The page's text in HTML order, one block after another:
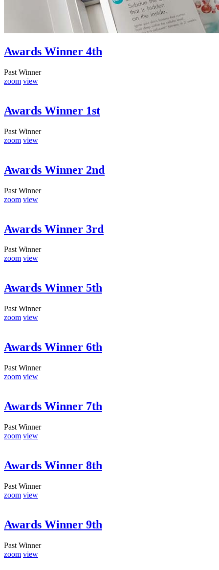
Awards Winner 4th
Past Winner
zoom view
Awards Winner 1st
Past Winner
zoom view
Awards Winner 2nd
Past Winner
zoom view
Awards Winner 3rd
Past Winner
zoom view
Awards Winner 5th
Past Winner
zoom view
Awards Winner 6th
Past Winner
zoom view
Awards Winner 7th
Past Winner
zoom view
Awards Winner 8th
Past Winner
zoom view
Awards Winner 9th
Past Winner
zoom view